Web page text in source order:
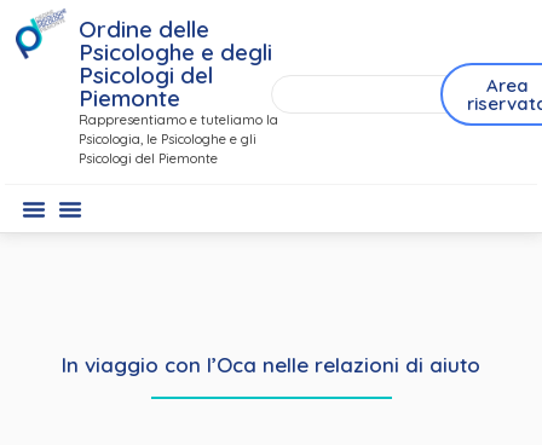
Ordine delle
Psicologhe e degli
Psicologi del
Piemonte
Rappresentiamo e tuteliamo la
Psicologia, le Psicologhe e gli
Psicologi del Piemonte
Area
In viaggio con l’Oca nelle relazioni di aiuto